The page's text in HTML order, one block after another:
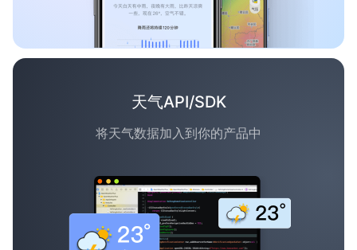
天气API/SDK
将天气数据加入到你的产品中